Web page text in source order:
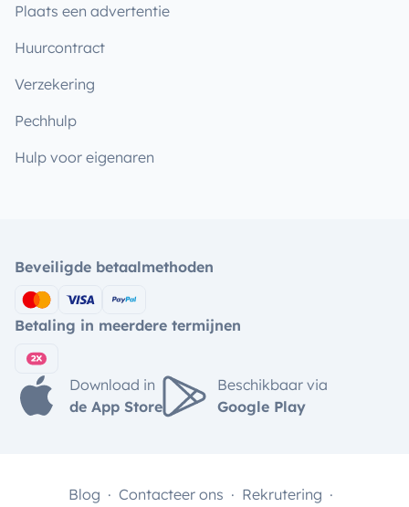
Plaats een advertentie
Huurcontract
Verzekering
Pechhulp
Hulp voor eigenaren
Beveiligde betaalmethoden
Betaling in meerdere termijnen
Download in
de App Store
Beschikbaar via
Google Play
Blog Contacteer ons Rekrutering